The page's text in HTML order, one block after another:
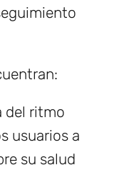
del ritmo
usuarios a
su salud